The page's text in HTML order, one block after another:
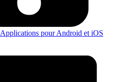
Applications pour Android et iOS